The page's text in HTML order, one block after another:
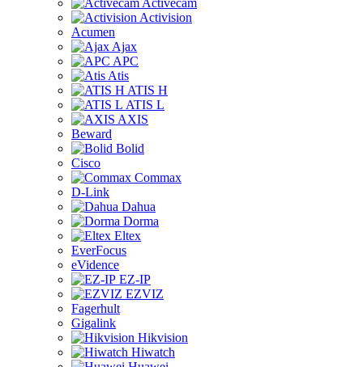
Activecam
Activision
Acumen
Ajax
APC
Atis
ATIS H
ATIS L
AXIS
Beward
Bolid
Cisco
Commax
D-Link
Dahua
Dorma
Eltex
EverFocus
eVidence
EZ-IP
EZVIZ
Fagerhult
Gigalink
Hikvision
Hiwatch